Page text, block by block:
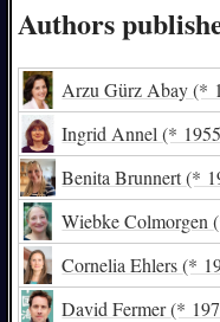
Authors
Arzu Gürz Abay(*
Ingrid Annel(*
Benita Brunnert(*
Wiebke Colmorgen
Cornelia Ehlers(*
David Fermer(*